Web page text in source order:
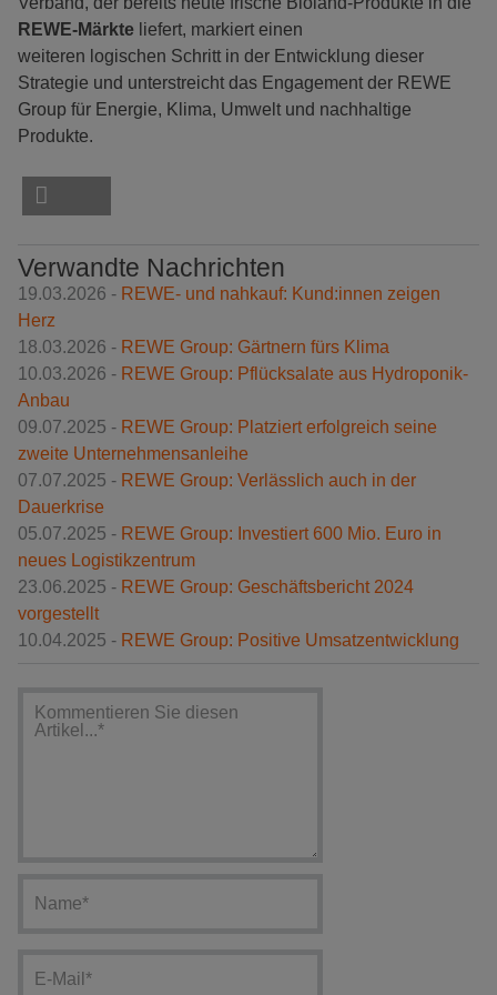
REWE-Märkte liefert, markiert einen
weiteren logischen Schritt in der Entwicklung dieser
Strategie und unterstreicht das Engagement der REWE
Group für Energie, Klima, Umwelt und nachhaltige
Produkte.
Verwandte Nachrichten
19.03.2026 - REWE- und nahkauf: Kund:innen zeigen
Herz
18.03.2026 - REWE Group: Gärtnern fürs Klima
10.03.2026 - REWE Group: Pflücksalate aus Hydroponik-
Anbau
09.07.2025 - REWE Group: Platziert erfolgreich seine
zweite Unternehmensanleihe
07.07.2025 - REWE Group: Verlässlich auch in der
Dauerkrise
05.07.2025 - REWE Group: Investiert 600 Mio. Euro in
neues Logistikzentrum
23.06.2025 - REWE Group: Geschäftsbericht 2024
vorgestellt
10.04.2025 - REWE Group: Positive Umsatzentwicklung